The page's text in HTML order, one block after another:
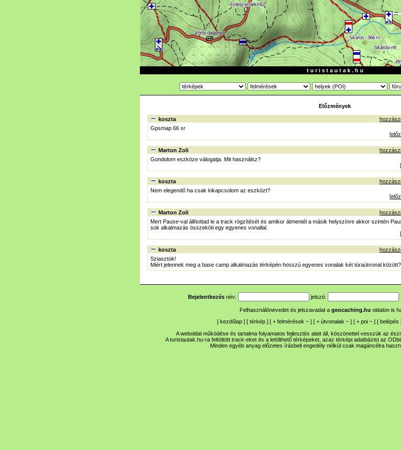
t u r i s t a u t a k . h u
Előzmények
koszta
Gpsmap 66 sr
[
Marton Zoli
Gondolom eszköze válogatja. Mit használsz?
[
koszta
Nem elegendő ha csak kikapcsolom az eszközt?
[
Marton Zoli
Mert Pause-val állítottad le a track rögzítését és amikor átmentél a másik helyszínre akkor szintén
sok alkalmazás összeköti egy egyenes vonallal.
[
koszta
Sziasztok!
Miért jelennek meg a base camp alkalmazás térképén hosszú egyenes vonalak két túraútvonal
Bejelentkezés név: jelszó:
Felhasználónevedet és jelszavadat a geocaching.hu oldalon is
[ kezdőlap ] [ térkép ] [ + felmérések ~ ] [ + útvonalak ~ ] [ + poi ~ ] [ belépés
A weboldal működése és tartalma folyamatos fejlesztés alatt áll, köszönettel vesszük az
A turistautak.hu-ra feltöltött track-eket és a letölthető térképeket, azaz térképi adatbázist az
Minden egyéb anyag előzetes írásbeli engedély nélkül csak magáncélra